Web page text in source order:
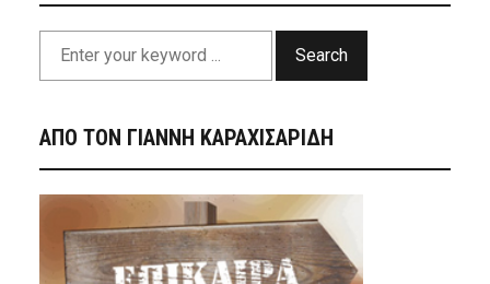
Search
ΑΠΟ ΤΟΝ ΓΙΑΝΝΗ ΚΑΡΑΧΙΣΑΡΙΔΗ